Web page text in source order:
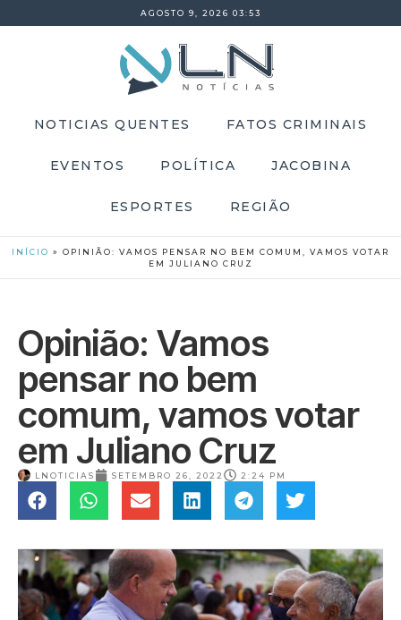
AGOSTO 9, 2026 03:53
NOTICIAS QUENTES FATOS CRIMINAIS
EVENTOS POLÍTICA JACOBINA
ESPORTES REGIÃO
INÍCIO » OPINIÃO: VAMOS PENSAR NO BEM COMUM, VAMOS VOTAR
EM JULIANO CRUZ
Opinião: Vamos
pensar no bem
comum, vamos votar
em Juliano Cruz
LNOTICIAS SETEMBRO 26, 2022 2:24 PM